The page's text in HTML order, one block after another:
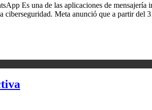
Es una de las aplicaciones de mensajería
ciberseguridad. Meta anunció que a partir del